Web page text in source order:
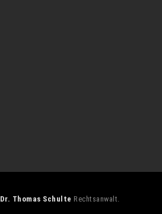
Dr. Thomas Schulte Rechtsanwalt.